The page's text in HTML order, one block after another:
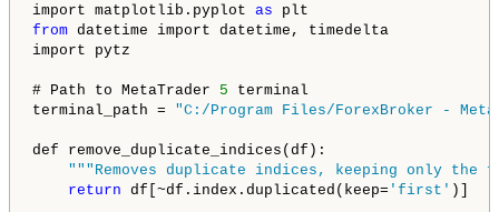
import matplotlib.pyplot as
from datetime import datetime, timedelta
import pytz
# Path to MetaTrader 5 terminal
terminal_path = "C:/Program Files/ForexBroker -
def remove_duplicate_indices(df):
"" "Removes duplicate indices, keeping only
return df[~df.index.duplicated(keep= 'first' )]